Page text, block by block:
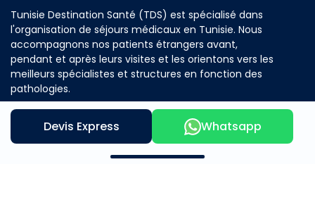
Devis Express Whatsapp
Tunisie Destination Santé (TDS) est spécialisé dans
l'organisation de séjours médicaux en Tunisie. Nous
accompagnons nos patients étrangers avant,
pendant et après leurs visites et les orientons vers les
meilleurs spécialistes et structures en fonction des
pathologies.
Contactez nous